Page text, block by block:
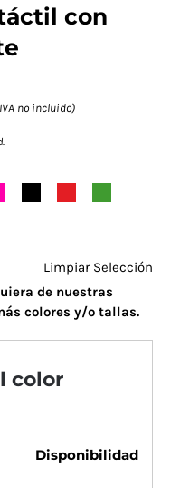
con
no incluido)
Limpiar Selección
de nuestras
colores y/o tallas.
color
Disponibilidad